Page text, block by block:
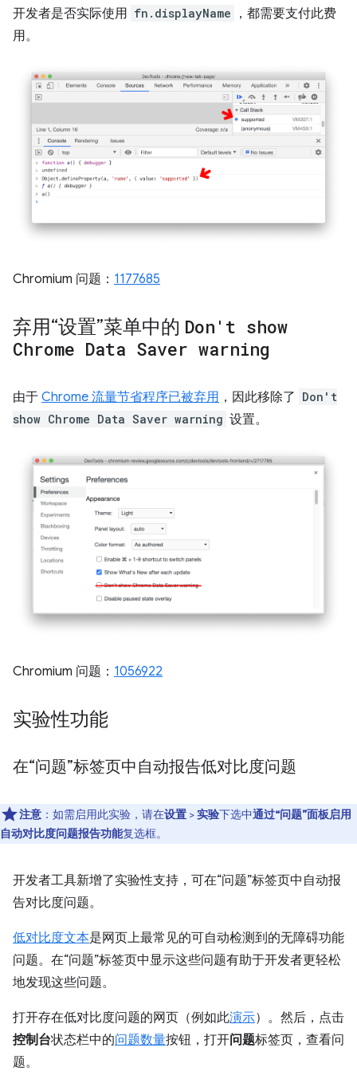
开发者是否实际使用 fn.displayName
，都需要支付此费
用。
Chromium 问题： 1177685
弃用“设置”菜单中的 Don't show
Chrome Data Saver warning
由于 Chrome 流量节省程序已被弃用 ，因此移除了 Don't
show Chrome Data Saver warning 设置。
Chromium 问题： 1056922
实验性功能
在“问题”标签页中自动报告低对比度问题
注意 ：如需启用此实验，请在设置 >实验下选中通过“问题”面板启用
自动对比度问题报告功能复选框。
开发者工具新增了实验性支持，可在“问题”标签页中自动报
告对比度问题。
低对比度文本是网页上最常见的可自动检测到的无障碍功能
问题。在“问题”标签页中显示这些问题有助于开发者更轻松
地发现这些问题。
打开存在低对比度问题的网页（例如此演示）。然后，点击
控制台状态栏中的问题数量按钮，打开问题标签页，查看问
题。